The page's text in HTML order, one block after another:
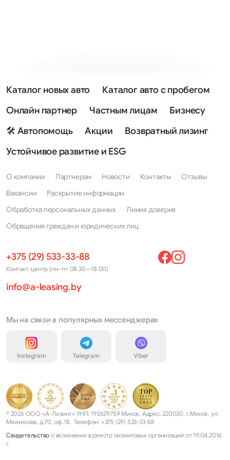
Каталог новых авто
Каталог авто с пробегом
Онлайн партнер
Частным лицам
Бизнесу
🛠 Автопомощь
Акции
Возвратный лизинг
Устойчивое развитие и ESG
О компании Партнерам Новости Контакты
Отзывы
Вакансии
Раскрытие информации
Обработка персональных данных
Линия доверия
Обращения граждан и юридических лиц
+375 (29) 533-33-88
Контакт-центр (пн–пт 08.30—18.00)
info@a-leasing.by
Мы на связи в популярных мессенджерах
Instagram Telegram Viber
© 2026 ООО «А-Лизинг» УНП: 192629759 Минск, Адрес: 220030, г.Минск, ул.
Мясникова, д.70, оф.18. Телефон: +375 (29) 533-33-88
Свидетельство о включении в реестр лизинговых организаций от 19.04.2016
г.